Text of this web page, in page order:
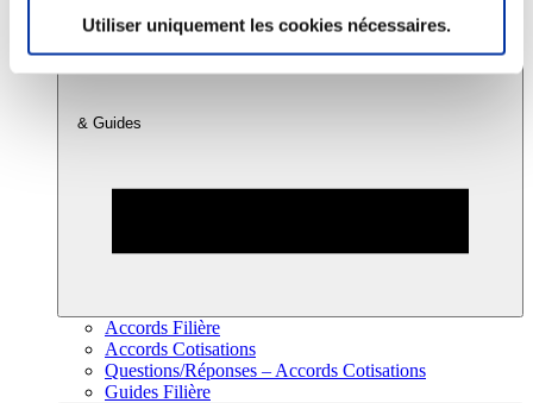
Utiliser uniquement les cookies nécessaires.
& Guides
Accords Filière
Accords Cotisations
Questions/Réponses – Accords Cotisations
Guides Filière